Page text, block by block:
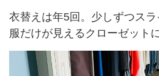
衣替えは年5回。少しずつス
服だけが見えるクローゼット